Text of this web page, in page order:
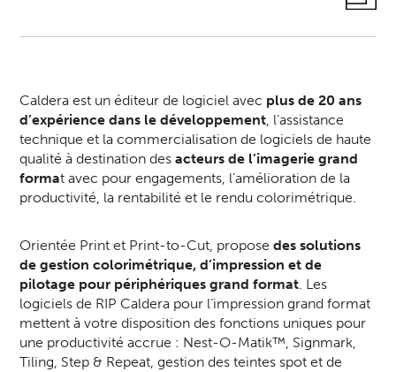
Caldera est un éditeur de logiciel avec plus de 20 ans
d’expérience dans le développement, l’assistance
technique et la commercialisation de logiciels de haute
qualité à destination desacteurs de l’imagerie grand
format avec pour engagements, l’amélioration de la
productivité, la rentabilité et le rendu colorimétrique.
Orientée Print et Print-to-Cut, proposedes solutions
de gestion colorimétrique, d’impression et de
pilotage pour périphériques grand format. Les
logiciels de RIP Caldera pour l’impression grand format
mettent à votre disposition des fonctions uniques pour
une productivité accrue : Nest-O-Matik™, Signmark,
Tiling, Step & Repeat, gestion des teintes spot et de